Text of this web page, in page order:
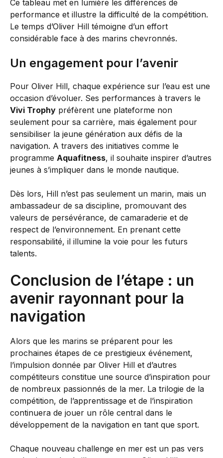
Ce tableau met en lumière les différences de
performance et illustre la difficulté de la compétition.
Le temps d’Oliver Hill témoigne d’un effort
considérable face à des marins chevronnés.
Un engagement pour l’avenir
Pour Oliver Hill, chaque expérience sur l’eau est une
occasion d’évoluer. Ses performances à travers le
Vivi Trophy préfèrent une plateforme non
seulement pour sa carrière, mais également pour
sensibiliser la jeune génération aux défis de la
navigation. A travers des initiatives comme le
programme Aquafitness, il souhaite inspirer d’autres
jeunes à s’impliquer dans le monde nautique.
Dès lors, Hill n’est pas seulement un marin, mais un
ambassadeur de sa discipline, promouvant des
valeurs de persévérance, de camaraderie et de
respect de l’environnement. En prenant cette
responsabilité, il illumine la voie pour les futurs
talents.
Conclusion de l’étape : un
avenir rayonnant pour la
navigation
Alors que les marins se préparent pour les
prochaines étapes de ce prestigieux événement,
l’impulsion donnée par Oliver Hill et d’autres
compétiteurs constitue une source d’inspiration pour
de nombreux passionnés de la mer. La trilogie de la
compétition, de l’apprentissage et de l’inspiration
continuera de jouer un rôle central dans le
développement de la navigation en tant que sport.
Chaque nouveau challenge en mer est un pas vers